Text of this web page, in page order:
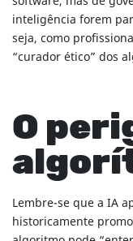
inteligência forem
seja, como
“curador ético” dos
O
Lembre-se que a IA
historicamente